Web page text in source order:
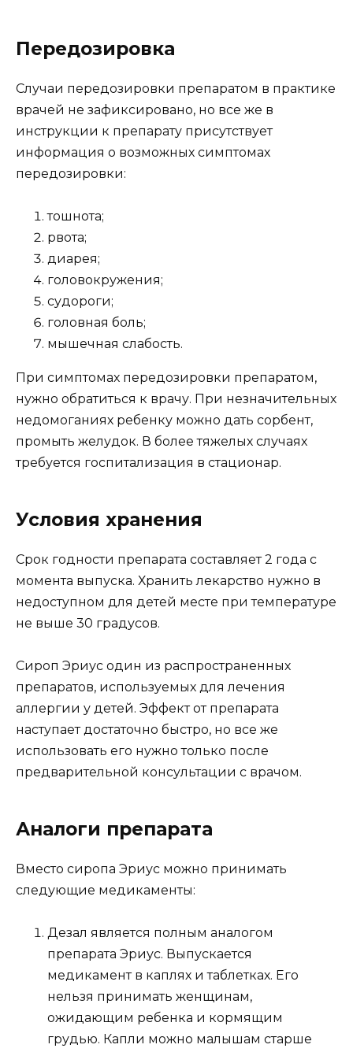
Передозировка
Случаи передозировки препаратом в практике
врачей не зафиксировано, но все же в
инструкции к препарату присутствует
информация о возможных симптомах
передозировки:
тошнота;
рвота;
диарея;
головокружения;
судороги;
головная боль;
мышечная слабость.
При симптомах передозировки препаратом,
нужно обратиться к врачу. При незначительных
недомоганиях ребенку можно дать сорбент,
промыть желудок. В более тяжелых случаях
требуется госпитализация в стационар.
Условия хранения
Срок годности препарата составляет 2 года с
момента выпуска. Хранить лекарство нужно в
недоступном для детей месте при температуре
не выше 30 градусов.
Сироп Эриус один из распространенных
препаратов, используемых для лечения
аллергии у детей. Эффект от препарата
наступает достаточно быстро, но все же
использовать его нужно только после
предварительной консультации с врачом.
Аналоги препарата
Вместо сиропа Эриус можно принимать
следующие медикаменты:
Дезал является полным аналогом
препарата Эриус. Выпускается
медикамент в каплях и таблетках. Его
нельзя принимать женщинам,
ожидающим ребенка и кормящим
грудью. Капли можно малышам старше